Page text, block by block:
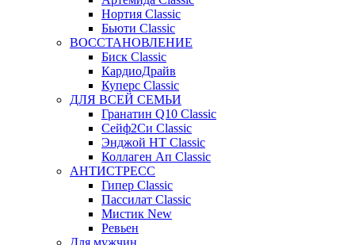
Нортия Classic
Бьюти Classic
ВОССТАНОВЛЕНИЕ
Биск Classic
КардиоДрайв
Куперс Classic
ДЛЯ ВСЕЙ СЕМЬИ
Гранатин Q10 Classic
Сейф2Си Classic
Энджой НТ Classic
Коллаген Ап Classic
АНТИСТРЕСС
Гипер Classic
Пассилат Classic
Мистик New
Ревьен
Для мужчин